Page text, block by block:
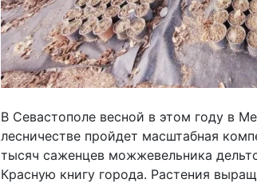
В Севастополе весной в этом году в
лесничестве пройдет масштабная
тысяч саженцев можжевельника
Красную книгу города. Растения